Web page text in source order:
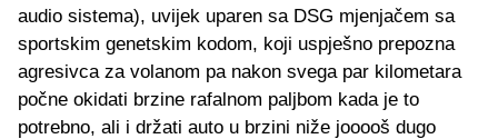
audio sistema), uvijek uparen sa DSG mjenjačem sa
sportskim genetskim kodom, koji uspješno prepozna
agresivca za volanom pa nakon svega par kilometara
počne okidati brzine rafalnom paljbom kada je to
potrebno, ali i držati auto u brzini niže jooooš dugo